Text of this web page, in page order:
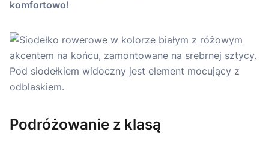
komfortowo!
Podróżowanie z klasą